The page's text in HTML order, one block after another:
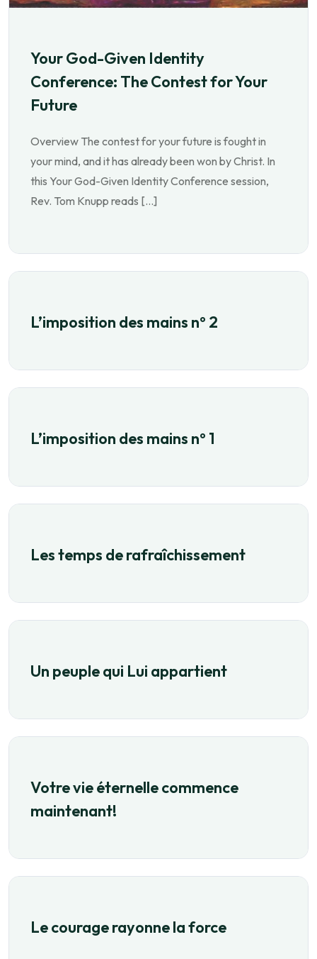
Your God-Given Identity
Conference: The Contest for Your
Future
Overview The contest for your future is fought in
your mind, and it has already been won by Christ. In
this Your God-Given Identity Conference session,
Rev. Tom Knupp reads […]
L’imposition des mains nº 2
L’imposition des mains nº 1
Les temps de rafraîchissement
Un peuple qui Lui appartient
Votre vie éternelle commence
maintenant!
Le courage rayonne la force